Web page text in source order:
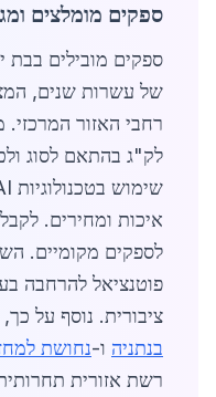
ספקים מומלצים
ספקים מובילים בבת
של עשרות שנים,
איכות ומחירים.
פוטנציאל להרחבה
ציבורית. נוסף על
בנתניה ו-נחושת
רשת אזורית